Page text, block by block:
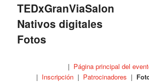
TEDxGranViaSalon
Nativos digitales
Fotos
| Página principal del
| Inscripción| Patrocinadores |